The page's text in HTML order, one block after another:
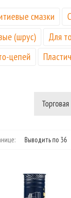
смазки
(шрус)
Для
цепей
Выводить по 36